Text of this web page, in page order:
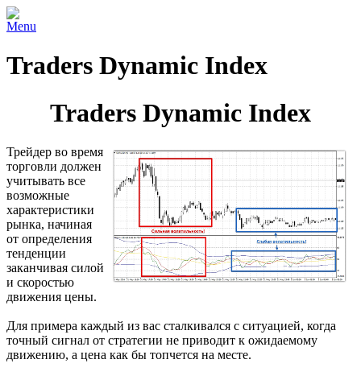
Menu
Traders Dynamic Index
Traders Dynamic Index
Трейдер во время
торговли должен
учитывать все
возможные
характеристики
рынка, начиная
от определения
тенденции
заканчивая силой
и скоростью
движения цены.
Для примера каждый из вас сталкивался с ситуацией, когда
точный сигнал от стратегии не приводит к ожидаемому
движению, а цена как бы топчется на месте.